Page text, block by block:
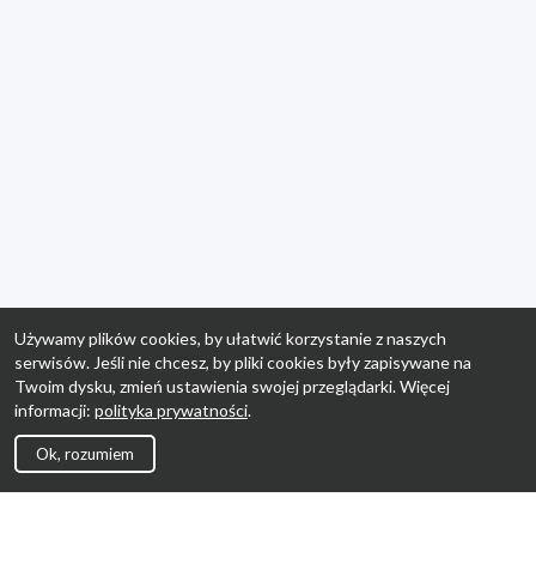
Używamy plików cookies, by ułatwić korzystanie z naszych
serwisów. Jeśli nie chcesz, by pliki cookies były zapisywane na
Twoim dysku, zmień ustawienia swojej przeglądarki. Więcej
informacji: polityka prywatności.
Ok, rozumiem